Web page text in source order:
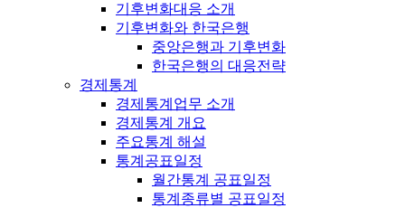
기후변화대응 소개
기후변화와 한국은행
중앙은행과 기후변화
한국은행의 대응전략
경제통계
경제통계업무 소개
경제통계 개요
주요통계 해설
통계공표일정
월간통계 공표일정
통계종류별 공표일정